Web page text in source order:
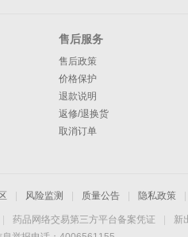
售后服务
售后政策
价格保护
退款说明
返修/退换货
取消订单
风险监测 质量公告 隐私政策
药品网络交易第三方平台备案凭证
新